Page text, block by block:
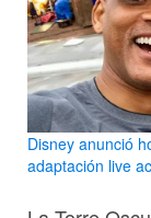
Disney anunció
adaptación live